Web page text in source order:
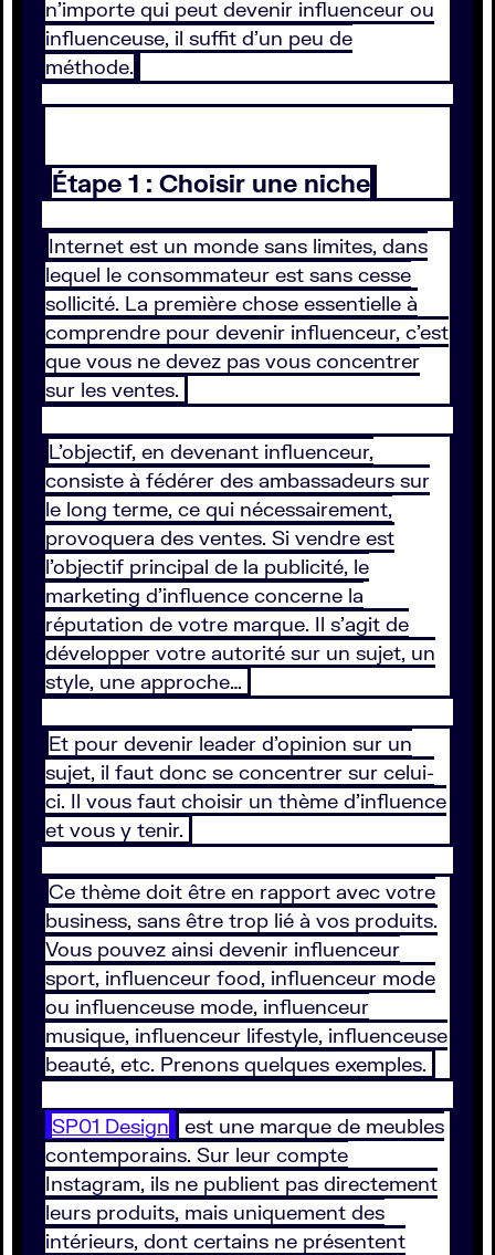
n’importe qui peut devenir influenceur ou
influenceuse, il suffit d’un peu de
méthode.
Étape 1 : Choisir une niche
Internet est un monde sans limites, dans
lequel le consommateur est sans cesse
sollicité. La première chose essentielle à
comprendre pour devenir influenceur, c’est
que vous ne devez pas vous concentrer
sur les ventes.
L’objectif, en devenant influenceur,
consiste à fédérer des ambassadeurs sur
le long terme, ce qui nécessairement,
provoquera des ventes. Si vendre est
l’objectif principal de la publicité, le
marketing d’influence concerne la
réputation de votre marque. Il s’agit de
développer votre autorité sur un sujet, un
style, une approche…
Et pour devenir leader d’opinion sur un
sujet, il faut donc se concentrer sur celui-
ci. Il vous faut choisir un thème d’influence
et vous y tenir.
Ce thème doit être en rapport avec votre
business, sans être trop lié à vos produits.
Vous pouvez ainsi devenir influenceur
sport, influenceur food, influenceur mode
ou influenceuse mode, influenceur
musique, influenceur lifestyle, influenceuse
beauté, etc. Prenons quelques exemples.
SP01 Design
est une marque de meubles
contemporains. Sur leur compte
Instagram, ils ne publient pas directement
leurs produits, mais uniquement des
intérieurs, dont certains ne présentent